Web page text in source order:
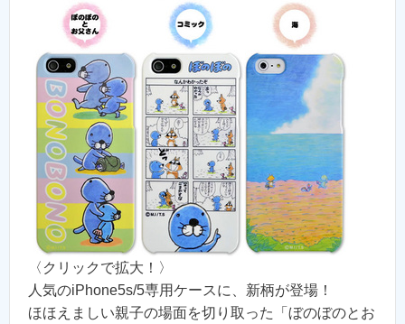
〈クリックで拡大！〉
人気のiPhone5s/5専用ケースに、新柄が登場！
ほほえましい親子の場面を切り取った「ぼのぼのとお